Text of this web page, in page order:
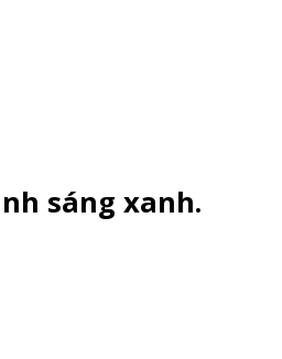
sáng xanh.